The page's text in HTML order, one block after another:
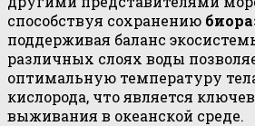
способствуя сохранению
поддерживая баланс
различных слоях воды
оптимальную температуру
кислорода, что является
выживания в океанской среде.